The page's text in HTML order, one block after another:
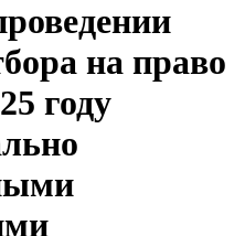
на право
году